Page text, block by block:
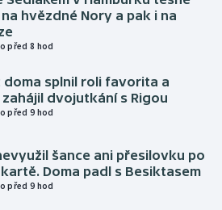
hvězdné Nory a pak i na
před 8 hod
doma splnil roli favorita a
zahájil dvojutkání s Rigou
před 9 hod
šance ani přesilovku po
Doma padl s Besiktasem
před 9 hod